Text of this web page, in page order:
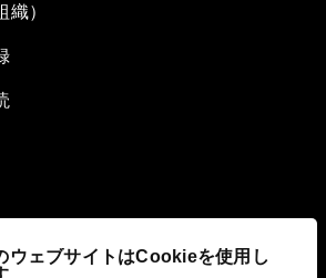
ウェブサイトはCookieを使用し
）
取り組み